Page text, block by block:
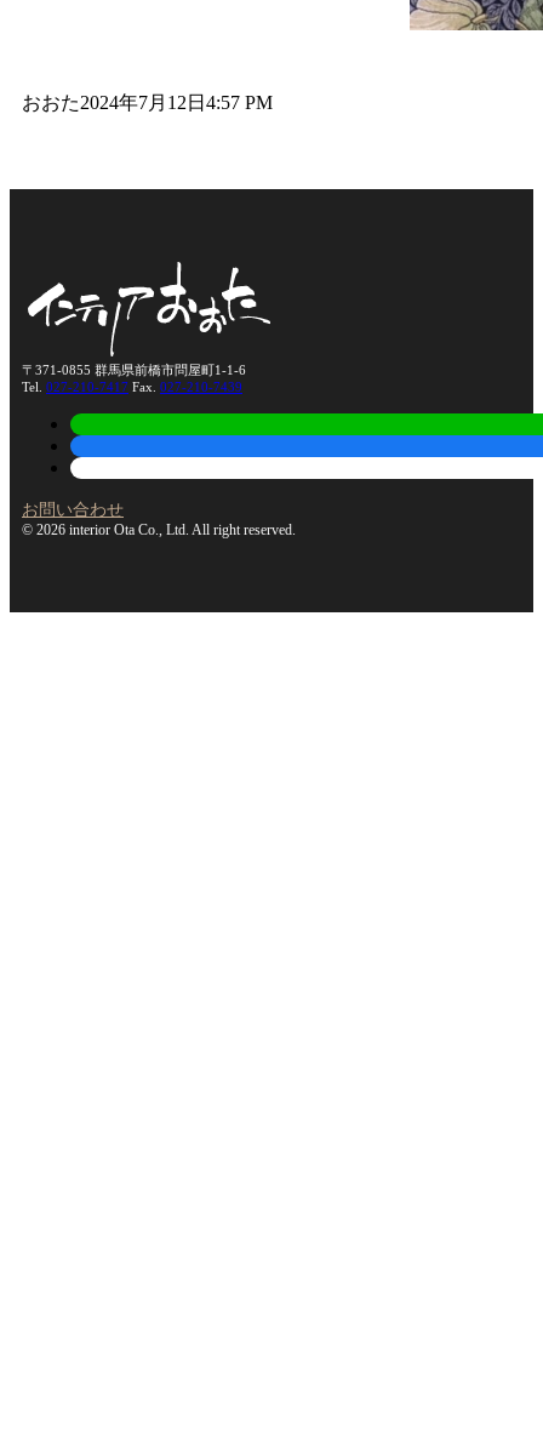
おおた2024年7月12日 4:57 PM
〒371-0855 群馬県前橋市問屋町1-1-6
Tel. 027-210-7417 Fax. 027-210-7439
お問い合わせ
© 2026 interior Ota Co., Ltd. All right reserved.